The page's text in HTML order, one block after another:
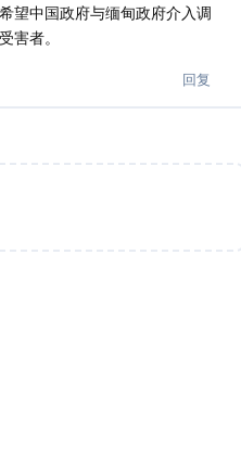
望中国政府与缅甸政府介入调
害者。
回复